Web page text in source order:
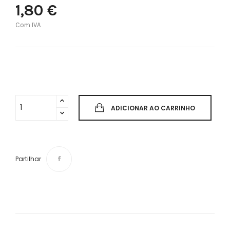
1,80 €
Com IVA
ADICIONAR AO CARRINHO
Partilhar